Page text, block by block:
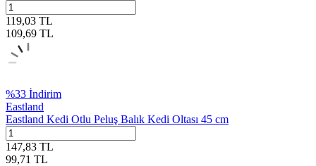
119,03 TL
109,69 TL
%33 İndirim
Eastland
Eastland Kedi Otlu Peluş Balık Kedi Oltası 45 cm
147,83 TL
99,71 TL